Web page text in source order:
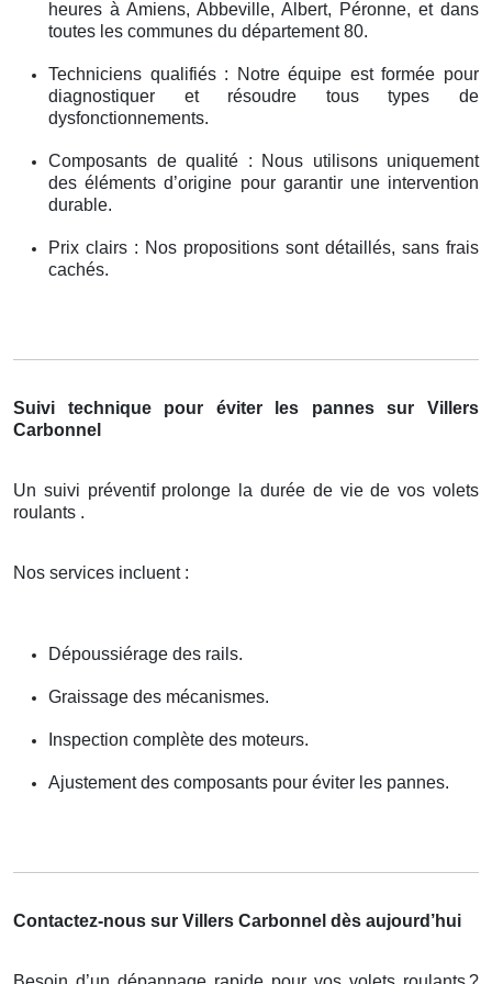
heures à Amiens, Abbeville, Albert, Péronne, et dans
toutes les communes du département 80.
Techniciens qualifiés : Notre équipe est formée pour
diagnostiquer et résoudre tous types de
dysfonctionnements.
Composants de qualité : Nous utilisons uniquement
des éléments d’origine pour garantir une intervention
durable.
Prix clairs : Nos propositions sont détaillés, sans frais
cachés.
Suivi technique pour éviter les pannes sur Villers
Carbonnel
Un suivi préventif prolonge la durée de vie de vos volets
roulants .
Nos services incluent :
Dépoussiérage des rails.
Graissage des mécanismes.
Inspection complète des moteurs.
Ajustement des composants pour éviter les pannes.
Contactez-nous sur Villers Carbonnel dès aujourd’hui